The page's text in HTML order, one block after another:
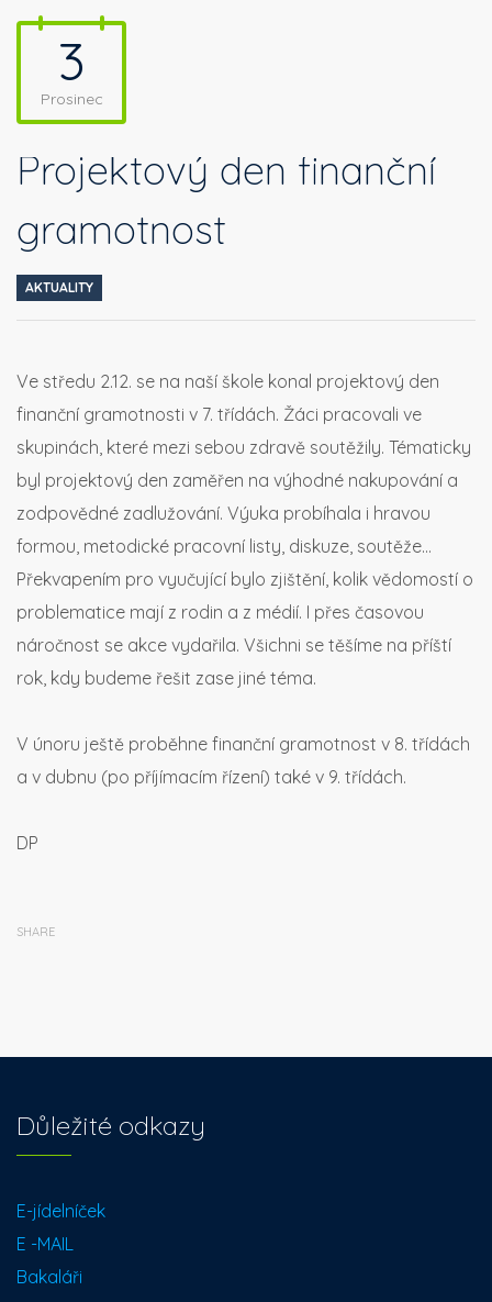
3
Prosinec
Projektový den finanční
gramotnost
AKTUALITY
Ve středu 2.12. se na naší škole konal projektový den
finanční gramotnosti v 7. třídách. Žáci pracovali ve
skupinách, které mezi sebou zdravě soutěžily. Tématicky
byl projektový den zaměřen na výhodné nakupování a
zodpovědné zadlužování. Výuka probíhala i hravou
formou, metodické pracovní listy, diskuze, soutěže…
Překvapením pro vyučující bylo zjištění, kolik vědomostí o
problematice mají z rodin a z médií. I přes časovou
náročnost se akce vydařila. Všichni se těšíme na příští
rok, kdy budeme řešit zase jiné téma.
V únoru ještě proběhne finanční gramotnost v 8. třídách
a v dubnu (po příjímacím řízení) také v 9. třídách.
DP
SHARE
Důležité odkazy
E-jídelníček
E -MAIL
Bakaláři